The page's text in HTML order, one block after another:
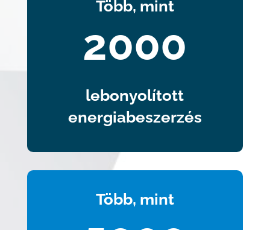
Több, mint
2000
lebonyolított
energiabeszerzés
Több, mint